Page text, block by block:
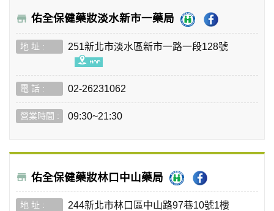
佑全保健藥妝淡水新市一藥局
251新北市淡水區新市一路一段128號
02-26231062
09:30~21:30
佑全保健藥妝林口中山藥局
244新北市林口區中山路97巷10號1樓